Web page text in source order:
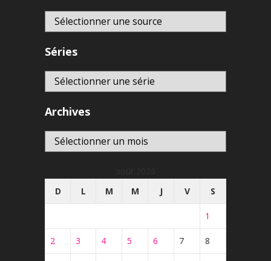
Séries
Archives
Archives
D
L M M J V S
1
2 3 4 5 6 7 8